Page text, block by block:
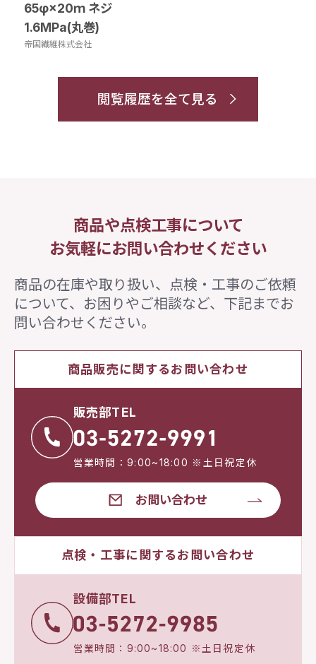
65φ×20ｍ ネジ
1.6MPa(丸巻)
帝国繊維株式会社
閲覧履歴を全て見る
商品や点検工事について
お気軽にお問い合わせください
商品の在庫や取り扱い、点検・工事のご依頼
について、 お困りやご相談など、下記までお
問い合わせください。
商品販売に関するお問い合わせ
販売部TEL
営業時間：9:00~18:00 ※土日祝定休
お問い合わせ
点検・工事に関するお問い合わせ
設備部TEL
営業時間：9:00~18:00 ※土日祝定休